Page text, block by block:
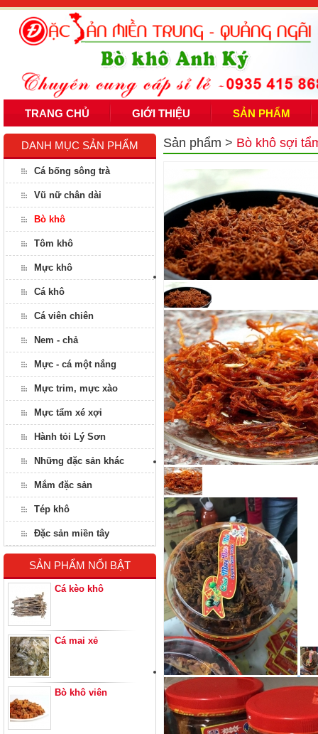
TRANG CHỦ GIỚI THIỆU SẢN PHẨM
DANH MỤC SẢN PHẨM
Cá bống sông trà
Vũ nữ chân dài
Bò khô
Tôm khô
Mực khô
Cá khô
Cá viên chiên
Nem - chả
Mực - cá một nắng
Mực trim, mực xào
Mực tẩm xé xợi
Hành tỏi Lý Sơn
Những đặc sản khác
Mắm đặc sản
Tép khô
Đặc sản miền tây
SẢN PHẨM NỔI BẬT
Cá kèo khô
Cá mai xẻ
Bò khô viên
Sản phẩm > Bò khô sợi